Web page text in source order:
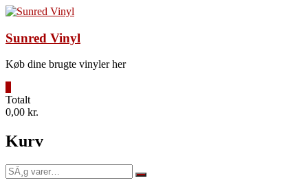
Videre
indhold
Sunred Vinyl
Køb dine brugte vinyler her
Totalt
0,00 kr.
Kurv
SÃ¸g
efter: